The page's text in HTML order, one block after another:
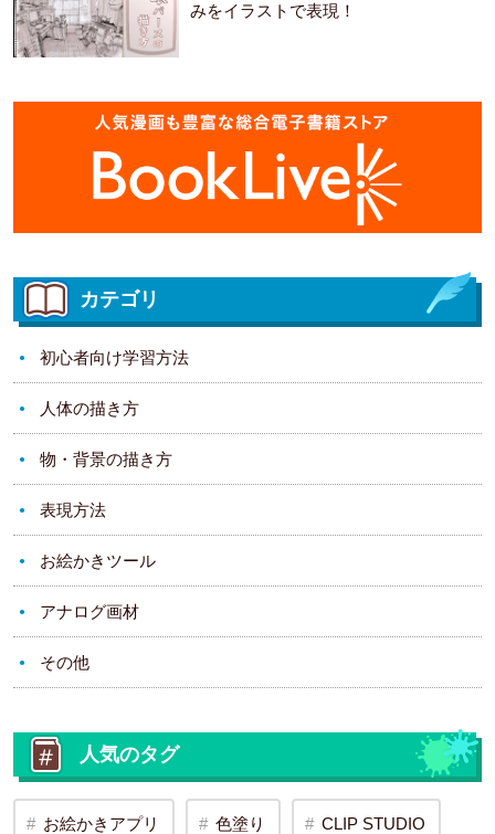
みをイラストで表現！
カテゴリ
初心者向け学習方法
人体の描き方
物・背景の描き方
表現方法
お絵かきツール
アナログ画材
その他
人気のタグ
お絵かきアプリ 色塗り CLIP STUDIO